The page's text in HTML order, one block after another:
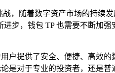
，随着数字资产市场的持续
步，钱包 TP 也需要不断加
户提供了安全、便捷、高效
是对于专业的投资者，还是